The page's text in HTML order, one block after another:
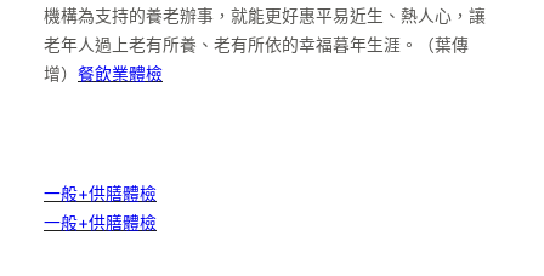
機構為支持的養老辦事，就能更好惠平易近生、熱人心，讓
老年人過上老有所養、老有所依的幸福暮年生涯。（葉傳
增） 餐飲業體檢
一般+供膳體檢
一般+供膳體檢